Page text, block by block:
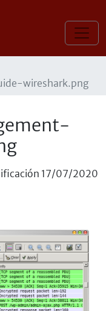
wireshark.png
17/07/2020